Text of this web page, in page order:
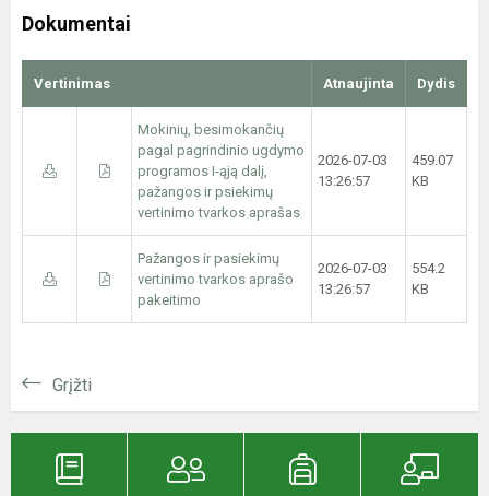
Dokumentai
Vertinimas Atnaujinta Dydis
Mokinių, besimokančių
pagal pagrindinio ugdymo
programos I-ąją dalį,
pažangos ir psiekimų
vertinimo tvarkos aprašas
2026-07-03
13:26:57
459.07
KB
Pažangos ir pasiekimų
vertinimo tvarkos aprašo
pakeitimo
2026-07-03
13:26:57
554.2
KB
Grįžti